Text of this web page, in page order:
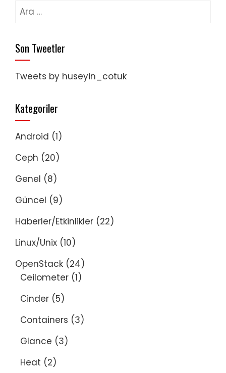
Arama:
Son Tweetler
Tweets by huseyin_cotuk
Kategoriler
Android (1)
Ceph (20)
Genel (8)
Güncel (9)
Haberler/Etkinlikler (22)
Linux/Unix (10)
OpenStack (24)
Ceilometer (1)
Cinder (5)
Containers (3)
Glance (3)
Heat (2)